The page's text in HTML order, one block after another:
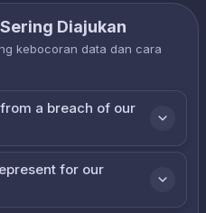
Diajukan
kebocoran data dan cara
a breach of our
for our